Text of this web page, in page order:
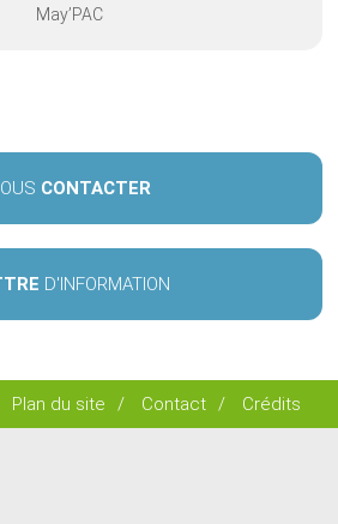
May’PAC
CONTACTER
D'INFORMATION
Plan du site / Contact / Crédits